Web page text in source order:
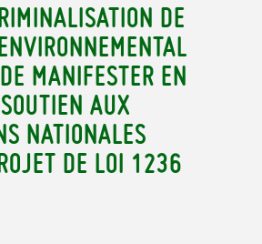
DE
MANIFESTER EN
AUX
NATIONALES
DE LOI 1236